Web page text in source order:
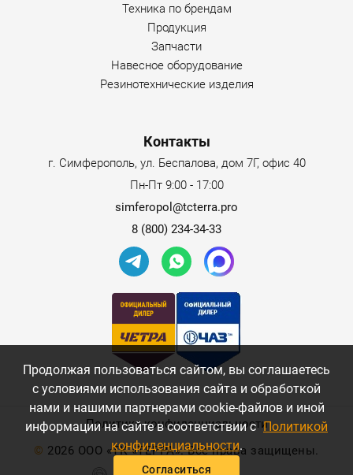
Техника по брендам
Продукция
Запчасти
Навесное оборудование
Резинотехнические изделия
Контакты
г. Симферополь, ул. Беспалова, дом 7Г, офис 40
Пн-Пт 9:00 - 17:00
simferopol@tcterra.pro
8 (800) 234-34-33
© 2026 ООО «ТК «ТЕРРА». Все права защищены.
Политика конфиденциальности
Продолжая пользоваться сайтом, вы соглашаетесь
с условиями использования сайта и обработкой
нами и нашими партнерами cookie-файлов и иной
информации на сайте в соответствии с Политикой
конфиденциальности.
Согласиться